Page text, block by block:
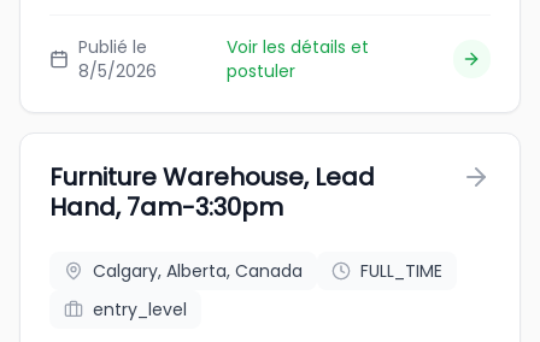
Publié le
8/5/2026
Voir les détails et
postuler
Furniture Warehouse, Lead
Hand, 7am-3:30pm
Calgary, Alberta, Canada
FULL_TIME
entry_level